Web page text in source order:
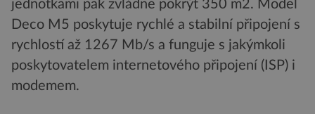
jednotkami pak zvládne pokrýt 350 m2. Model
Deco M5 poskytuje rychlé a stabilní připojení s
rychlostí až 1267 Mb/s a funguje s jakýmkoli
poskytovatelem internetového připojení (ISP) i
modemem.